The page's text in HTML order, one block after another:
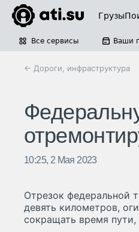
Грузы
Все сервисы Ваши
← Дороги, инфраструктура
10:25, 2 Мая 2023
Отрезок федеральной
девять километров,
сокращать время пути,